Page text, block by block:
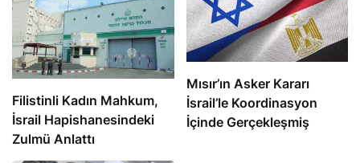
Filistinli Kadın Mahkum,
İsrail Hapishanesindeki
Zulmü Anlattı
Mısır’ın Asker Kararı
İsrail’le Koordinasyon
İçinde Gerçekleşmiş